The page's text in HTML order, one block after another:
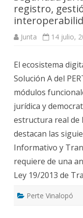
registro,
Junta 14 julio,
El ecosistema
Solución A del
módulos
jurídica y
estructura real de
destacan las
Informativo y
requiere de una
Ley 19/2013 de
Perte Vinalopó